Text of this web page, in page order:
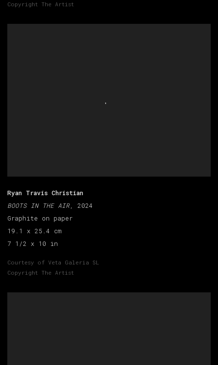
Copyright The Artist
Ryan Travis Christian
BOOTS IN THE AIR, 2024
Graphite on paper
19.1 x 25.4 cm
7 1/2 x 10 in
Courtesy of Veta Galeria SL
Copyright The Artist